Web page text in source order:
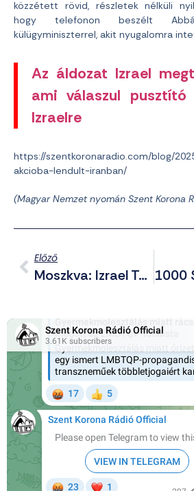
közzétett rövid, részletek nélküli
hogy telefonon beszélt
külügyminiszterrel, akit nyugalomra
Az áldozat Izrael
ami válaszul
Izraelre
https://szentkoronaradio.com/blog/
akcioba-lendult-iranban/
(Magyar Nemzet nyomán Szent Korona
Előző
Moszkva: Izrael Támadása Irán Ellen Indokolatlan Volt, Szabotálta Az Amerikai-Iráni Tárgyalásokat